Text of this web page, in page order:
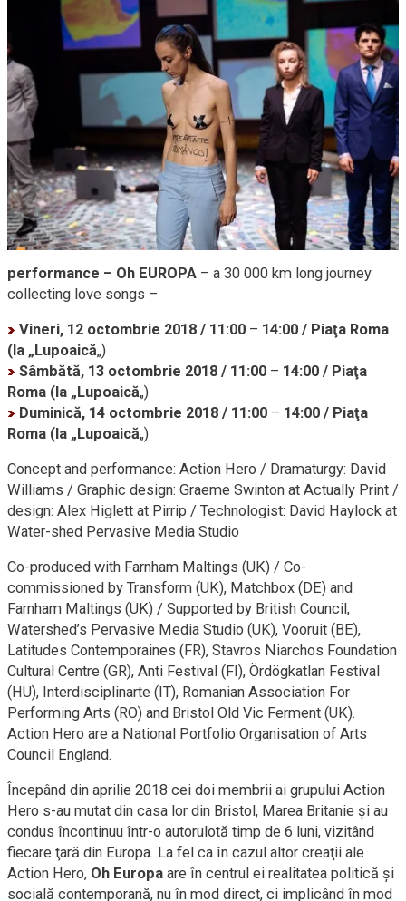
performance – Oh EUROPA – a 30 000 km long journey
collecting love songs –
Vineri, 12 octombrie 2018 / 11:00 – 14:00 / Piaţa Roma
(la „Lupoaică„)
Sâmbătă, 13 octombrie 2018 / 11:00 – 14:00 / Piaţa
Roma (la „Lupoaică„)
Duminică, 14 octombrie 2018 / 11:00 – 14:00 / Piaţa
Roma (la „Lupoaică„)
Concept and performance: Action Hero / Dramaturgy: David
Williams / Graphic design: Graeme Swinton at Actually Print /
design: Alex Higlett at Pirrip / Technologist: David Haylock at
Water-shed Pervasive Media Studio
Co-produced with Farnham Maltings (UK) / Co-
commissioned by Transform (UK), Matchbox (DE) and
Farnham Maltings (UK) / Supported by British Council,
Watershed’s Pervasive Media Studio (UK), Vooruit (BE),
Latitudes Contemporaines (FR), Stavros Niarchos Foundation
Cultural Centre (GR), Anti Festival (FI), Ördögkatlan Festival
(HU), Interdisciplinarte (IT), Romanian Association For
Performing Arts (RO) and Bristol Old Vic Ferment (UK).
Action Hero are a National Portfolio Organisation of Arts
Council England.
Începând din aprilie 2018 cei doi membrii ai grupului Action
Hero s-au mutat din casa lor din Bristol, Marea Britanie şi au
condus încontinuu într-o autorulotă timp de 6 luni, vizitând
fiecare ţară din Europa. La fel ca în cazul altor creaţii ale
Action Hero, Oh Europa are în centrul ei realitatea politică şi
socială contemporană, nu în mod direct, ci implicând în mod